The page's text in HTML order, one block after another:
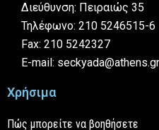
Διεύθυνση: Πειραιώς 35
Τηλέφωνο: 210 5246515-6
Fax: 210 5242327
E-mail: seckyada@athens.gr
Χρήσιμα
Πώς μπορείτε να βοηθήσετε